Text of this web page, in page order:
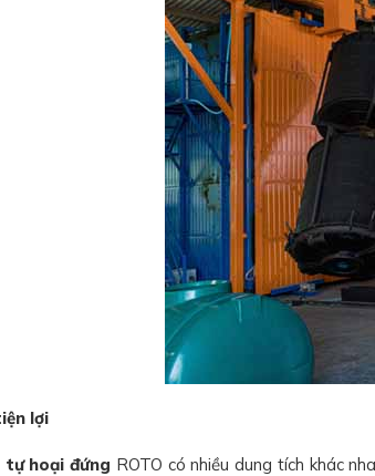
lợi
tự hoại đứng ROTO có nhiều dung tích khác